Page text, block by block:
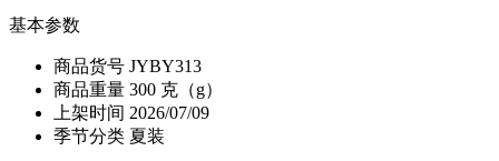
基本参数
商品货号 JYBY313
商品重量 300 克（g）
上架时间 2026/07/09
季节分类 夏装